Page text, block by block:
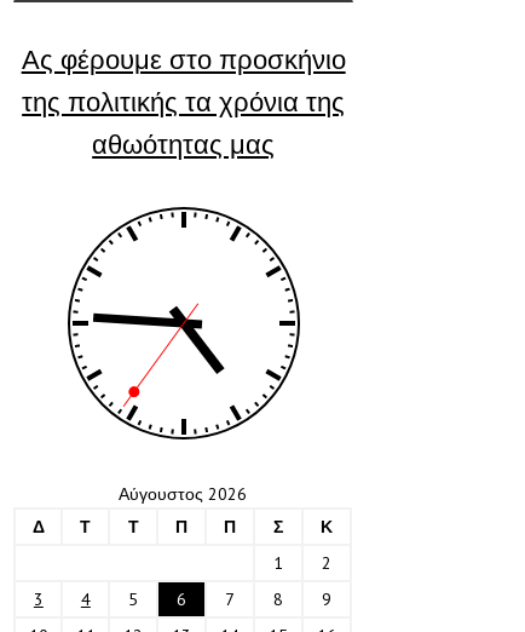
Ας φέρουμε στο προσκήνιο
της πολιτικής τα χρόνια της
αθωότητας μας
Αύγουστος 2026
Δ
Τ Τ Π Π Σ
Κ
1
2
3
4 5 6 7 8
9